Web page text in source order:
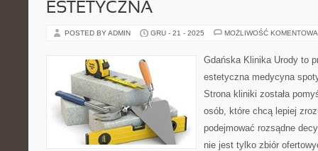
ESTETYCZNA
POSTED BY ADMIN GRU - 21 - 2025 MOŻLIWOŚĆ
Gdańska Klinika Urody to
estetyczna medycyna
Strona kliniki została
osób, które chcą lepiej
podejmować rozsądne
nie jest tylko zbiór